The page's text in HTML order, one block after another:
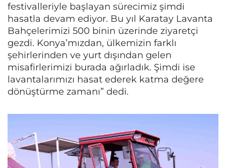
festivalleriyle başlayan sürecimiz şimdi
hasatla devam ediyor. Bu yıl Karatay Lavanta
Bahçelerimizi 500 binin üzerinde ziyaretçi
gezdi. Konya’mızdan, ülkemizin farklı
şehirlerinden ve yurt dışından gelen
misafirlerimizi burada ağırladık. Şimdi ise
lavantalarımızı hasat ederek katma değere
dönüştürme zamanı” dedi.